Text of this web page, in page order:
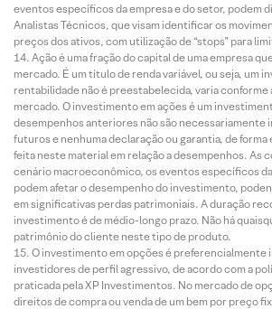
eventos específicos da empresa e do setor, podem
Analistas Técnicos, que visam identificar os
preços dos ativos, com utilização de “stops” para
Ação é uma fração do capital de uma empresa
mercado. É um título de renda variável, ou seja, um
rentabilidade não é preestabelecida, varia conforme
mercado. O investimento em ações é um
desempenhos anteriores não são necessariamente
futuros e nenhuma declaração ou garantia, de forma
feita neste material em relação a desempenhos. As
cenário macroeconômico, os eventos específicos
podem afetar o desempenho do investimento,
em significativas perdas patrimoniais. A duração
investimento é de médio-longo prazo. Não há
patrimônio do cliente neste tipo de produto.
O investimento em opções é preferencialmente
investidores de perfil agressivo, de acordo com a
praticada pela XP Investimentos. No mercado de
direitos de compra ou venda de um bem por preço